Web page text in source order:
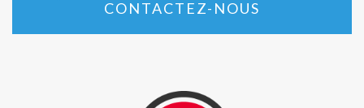
CONTACTEZ-NOUS